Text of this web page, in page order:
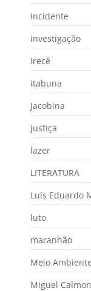
incidente
investigação
Irecê
itabuna
Jacobina
justiça
lazer
LITERATURA
Luís Eduardo
luto
maranhão
Meio Ambiente
Miguel Calmon